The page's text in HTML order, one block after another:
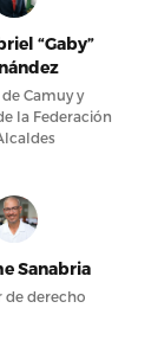
“Gaby”
Camuy y
la Federación
Sanabria
de derecho